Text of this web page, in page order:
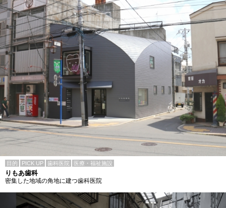
目的 PICK UP 歯科医院 医療・福祉施設
りもあ歯科
密集した地域の角地に建つ歯科医院